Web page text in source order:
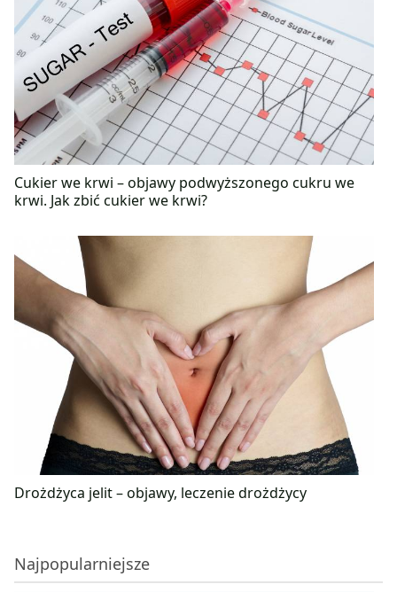
Cukier we krwi – objawy podwyższonego cukru we
krwi. Jak zbić cukier we krwi?
Drożdżyca jelit – objawy, leczenie drożdżycy
Najpopularniejsze